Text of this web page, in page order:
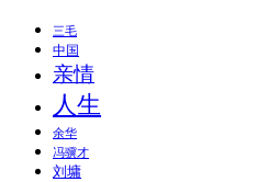
三毛
中国
亲情
人生
余华
冯骥才
刘墉